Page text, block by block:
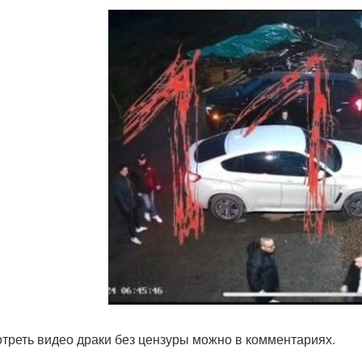
видео драки без цензуры можно в комментариях.